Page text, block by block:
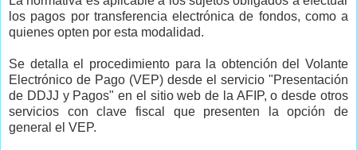
los pagos por transferencia electrónica de fondos, como a
quienes opten por esta modalidad.
Se detalla el procedimiento para la obtención del Volante
Electrónico de Pago (VEP) desde el servicio "Presentación
de DDJJ y Pagos" en el sitio web de la AFIP, o desde otros
servicios con clave fiscal que presenten la opción de
general el VEP.